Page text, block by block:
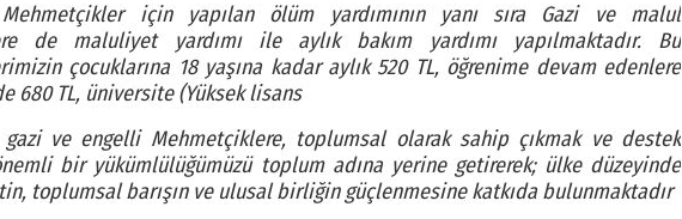
için yapılan ölüm yardımının yanı sıra Gazi ve malul
de maluliyet yardımı ile aylık bakım yardımı yapılmaktadır. Bu
çocuklarına 18 yaşına kadar aylık 520 TL, öğrenime devam edenlere
680 TL, üniversite (Yüksek lisans
gazi ve engelli Mehmetçiklere, toplumsal olarak sahip çıkmak ve destek
bir yükümlülüğümüzü toplum adına yerine getirerek; ülke düzeyinde
toplumsal barışın ve ulusal birliğin güçlenmesine katkıda bulunmaktadır